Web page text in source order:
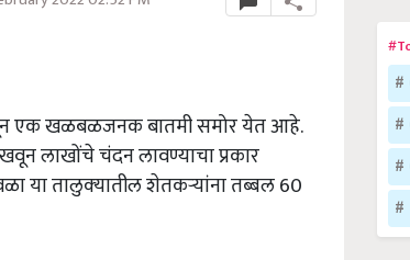
एक खळबळजनक बातमी समोर येत आहे.
लाखोंचे चंदन लावण्याचा प्रकार
या तालुक्‍यातील शेतकऱ्यांना तब्बल 60